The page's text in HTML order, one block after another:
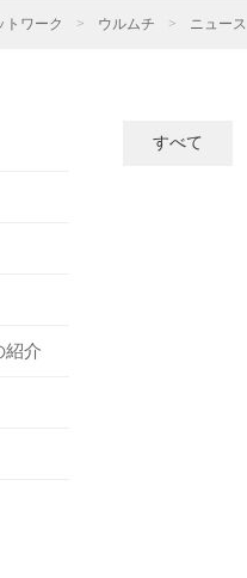
トワーク > ウルムチ > ニュース
紹介
すべて